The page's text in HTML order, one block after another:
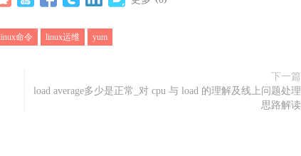
命令 linux运维 yum
下一篇
load average多少是正常_对 cpu 与 load 的理解及线上问题处理
思路解读